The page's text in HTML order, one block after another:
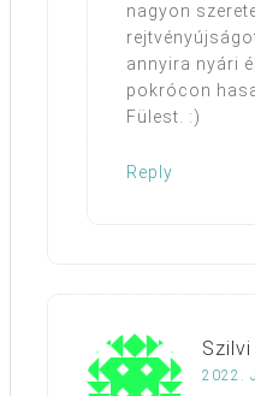
nagyon
annyira nyári
pokrócon
Fülest. :)
Reply
Szilvi
2022.